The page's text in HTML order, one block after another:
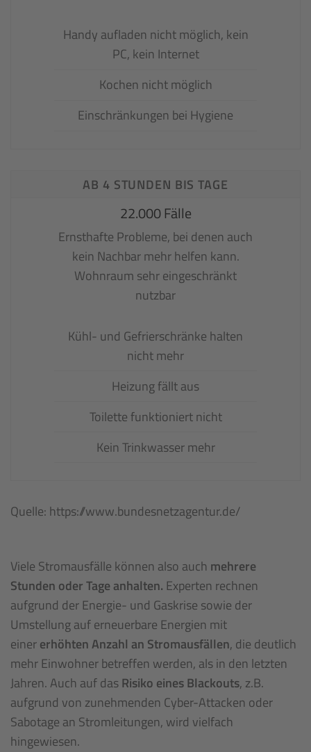
Handy aufladen nicht möglich, kein
PC, kein Internet
Kochen nicht möglich
Einschränkungen bei Hygiene
AB 4 STUNDEN BIS TAGE
22.000 Fälle
Ernsthafte Probleme, bei denen auch
kein Nachbar mehr helfen kann.
Wohnraum sehr eingeschränkt
nutzbar
Kühl- und Gefrierschränke halten
nicht mehr
Heizung fällt aus
Toilette funktioniert nicht
Kein Trinkwasser mehr
Quelle: https://www.bundesnetzagentur.de/
Viele Stromausfälle können also auch mehrere
Stunden oder Tage anhalten. Experten rechnen
aufgrund der Energie- und Gaskrise sowie der
Umstellung auf erneuerbare Energien mit
einererhöhten Anzahl an Stromausfällen, die deutlich
mehr Einwohner betreffen werden, als in den letzten
Jahren. Auch auf dasRisiko eines Blackouts, z.B.
aufgrund von zunehmenden Cyber-Attacken oder
Sabotage an Stromleitungen, wird vielfach
hingewiesen.